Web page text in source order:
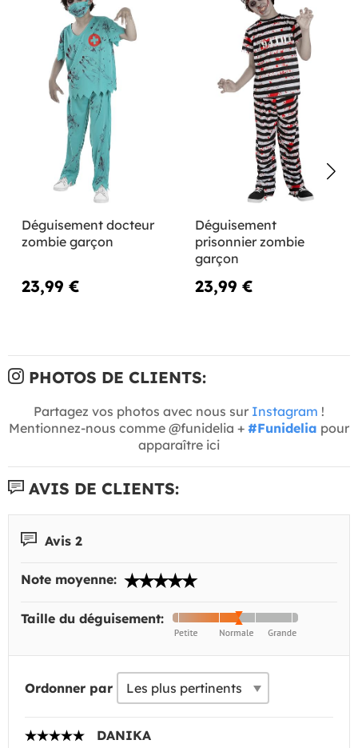
Déguisement docteur
zombie garçon
23,99 €
Déguisement
prisonnier zombie
garçon
23,99 €
PHOTOS DE CLIENTS:
Partagez vos photos avec nous sur Instagram !
Mentionnez-nous comme @funidelia + #Funidelia pour
apparaître ici
AVIS DE CLIENTS:
Avis 2
Note moyenne:
Taille du déguisement:
Ordonner par
DANIKA